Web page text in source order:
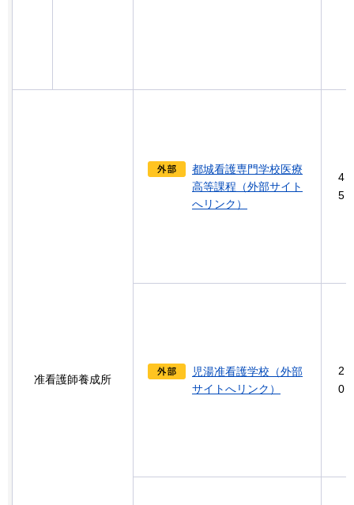
准看護師養成所
都城看護専門学校医療
高等課程（外部サイト
へリンク）
4
5
児湯准看護学校（外部
サイトへリンク）
2
0